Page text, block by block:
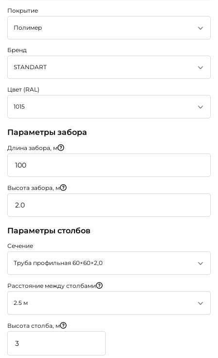
Покрытие
Полимер
Бренд
STANDART
Цвет (RAL)
1015
Параметры забора
Длина забора, м
Высота забора, м
Параметры столбов
Сечение
Труба профильная 60×60×2,0
Расстояние между столбами
2.5 м
Высота столба, м